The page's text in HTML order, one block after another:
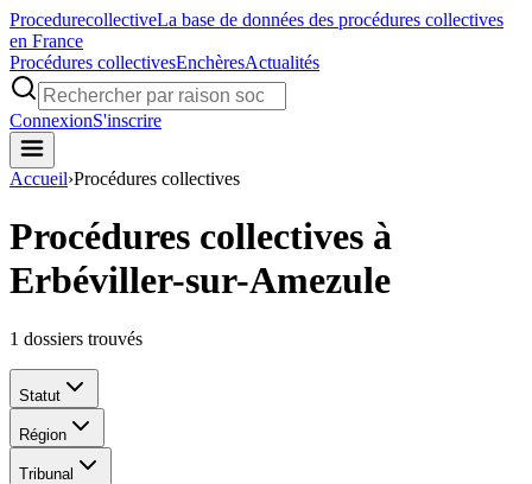
ProcedurecollectiveLa base de données des procédures collectives
en France
Procédures collectivesEnchèresActualités
ConnexionS'inscrire
Accueil›Procédures collectives
Procédures collectives à
Erbéviller-sur-Amezule
1 dossiers trouvés
Statut
Région
Tribunal